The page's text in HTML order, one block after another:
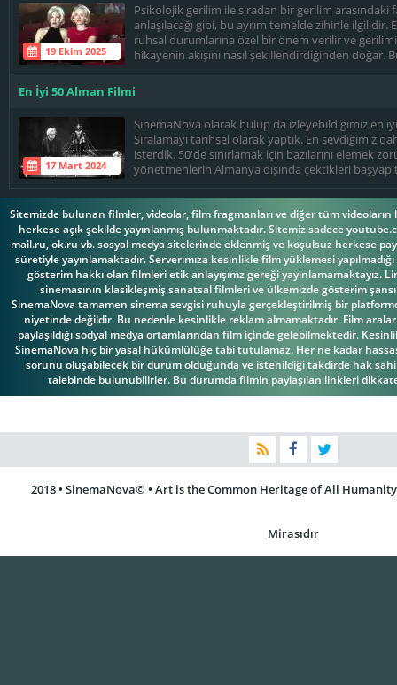
19 Ekim 2025
Psikolojik gerilim ile sıradan bir gerilim arasındaki
anlaşılacağı gibi, bu ayrım temelde zihinle
ruhsal durumlarına özel bir önem verilir ve
hikayenin akışını nasıl şekillendirdiğinden doğar.
temel korkular, travmalar ve yanılsamalarla
bir zamanlar dediği gibi, hepimiz zaman zaman
En İyi 50 Alman Filmi
17 Mart 2024
SinemaNova olarak bulup da izleyebildiğimiz en
Sıralamayı tarihsel olarak yaptık. En sevdiğimiz
isterdik. 50'de sınırlamak için bazılarını elemek
yönetmenlerin Almanya dışında çektikleri
bilinçli liste dışı bıraktık. İzleyemediğimiz ya da
mutlaka çok vardır. Önerilerinizi ve
paylaşmanızı önemle rica ediyoruz.
Sitemizde bulunan filmler, videolar, film fragmanları ve diğer tüm videoların
herkese açık şekilde yayınlanmış bulunmaktadır. Sitemiz sadece
mail.ru, ok.ru vb. sosyal medya sitelerinde eklenmiş ve koşulsuz herkese
süretiyle yayınlamaktadır. Serverımıza kesinlikle film yüklemesi
gösterim hakkı olan filmleri etik anlayışımz gereği yayınlamamaktayız.
sinemasının klasikleşmiş sanatsal filmleri ve ülkemizde gösterim
SinemaNova tamamen sinema sevgisi ruhuyla gerçekleştirilmiş bir
niyetinde değildir. Bu nedenle kesinlikle reklam almamaktadır. Film
paylaşıldığı sodyal medya ortamlarından film içinde gelebilmektedir.
SinemaNova hiç bir yasal hükümlülüğe tabi tutulamaz. Her ne kadar
sorunu oluşabilecek bir durum olduğunda ve istenildiği takdirde hak
talebinde bulunubilirler. Bu durumda filmin paylaşılan linkleri dikkate
2018 • SinemaNova© • Art is the Common Heritage of All
Mirasıdır